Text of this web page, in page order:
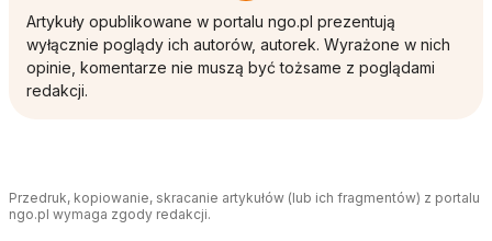
Artykuły opublikowane w portalu ngo.pl prezentują
wyłącznie poglądy ich autorów, autorek. Wyrażone w nich
opinie, komentarze nie muszą być tożsame z poglądami
redakcji.
Przedruk, kopiowanie, skracanie artykułów (lub ich fragmentów) z portalu
ngo.pl wymaga zgody redakcji.